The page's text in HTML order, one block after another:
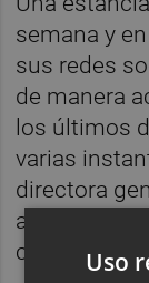
semana y
sus redes
de manera
los últimos
varias
directora
acudiendo a
colegioUso